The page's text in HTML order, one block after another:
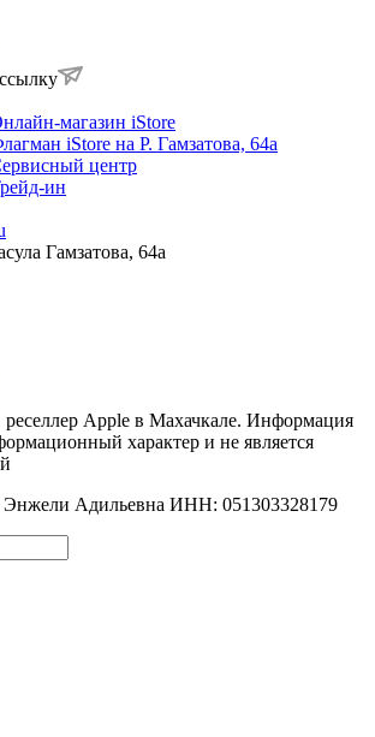
магазин iStore
iStore на Р. Гамзатова, 64а
центр
ин
Гамзатова, 64а
Apple в Махачкале. Информация
характер и не является
Адильевна ИНН: 051303328179